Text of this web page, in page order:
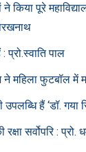
किया पूरे
: प्रो.स्वाति पाल
महिला फुटबॉल में
हैं ‘डॉ. गया
सर्वोपरि : प्रो.